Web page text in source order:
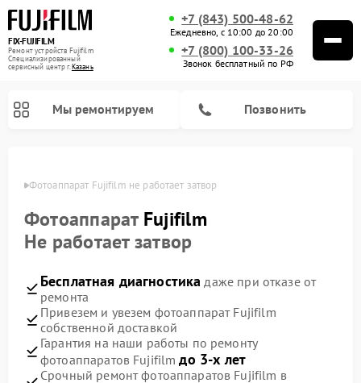
FIX-FUJIFILM
Ремонт устройств Fujifilm
Специализированный
cервисный центр г.Казань
+7 (843) 500-48-62
Ежедневно, с 10:00 до 20:00
+7 (800) 100-33-26
Звонок бесплатный по РФ
Мы ремонтируем Позвонить
Фотоаппарат Fujifilm не работает затвор
Фотоаппарат Fujifilm
Не работает затвор
Бесплатная диагностика даже при отказе от
ремонта
Привезем и увезем фотоаппарат Fujifilm
собственной доставкой
Гарантия на наши работы по ремонту
фотоаппаратов Fujifilmдо 3-х лет
Срочный ремонт фотоаппаратов Fujifilm в